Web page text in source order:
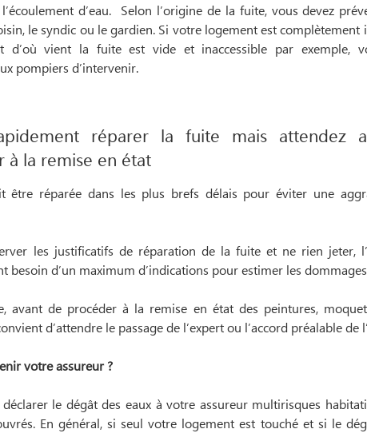
d’eau. Selon l’origine de la fuite, vous devez
le syndic ou le gardien. Si votre logement est complètement
d’où vient la fuite est vide et inaccessible par exemple,
pompiers d’intervenir.
réparer la fuite mais attendez
à la remise en état
être réparée dans les plus brefs délais pour éviter une
les justificatifs de réparation de la fuite et ne rien jeter,
besoin d’un maximum d’indications pour estimer les
avant de procéder à la remise en état des peintures,
d’attendre le passage de l’expert ou l’accord préalable de
votre assureur ?
le dégât des eaux à votre assureur multirisques
En général, si seul votre logement est touché et si le